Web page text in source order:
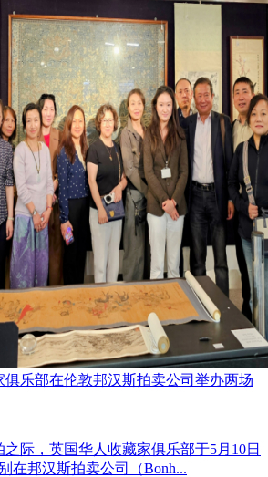
俱乐部在伦敦邦汉斯拍卖公司举办两场
之际，英国华人收藏家俱乐部于5月10日
在邦汉斯拍卖公司（Bonh...